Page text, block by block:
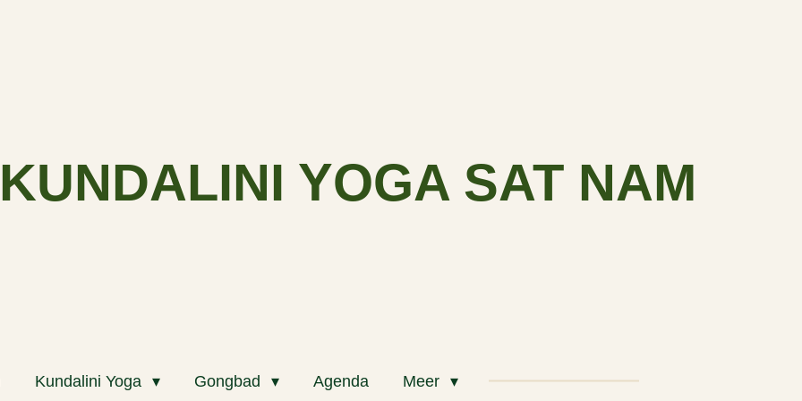
KUNDALINI YOGA SAT NAM
Kundalini Yoga Gongbad Agenda Meer